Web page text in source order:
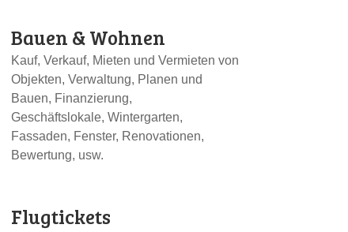
Bauen & Wohnen
Kauf, Verkauf, Mieten und Vermieten von
Objekten, Verwaltung, Planen und
Bauen, Finanzierung,
Geschäftslokale, Wintergarten,
Fassaden, Fenster, Renovationen,
Bewertung, usw.
Flugtickets